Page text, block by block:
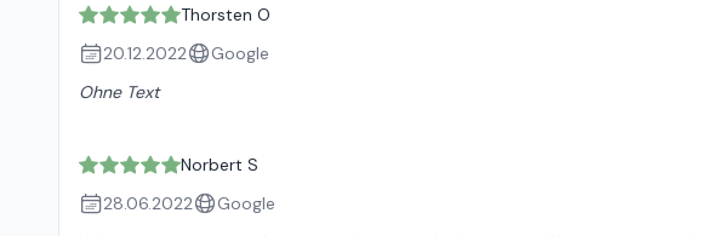
Thorsten O
20.12.2022
Google
Ohne Text
Norbert S
28.06.2022
Google